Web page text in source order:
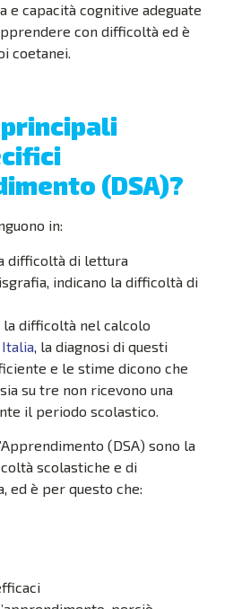
e capacità cognitive adeguate
con difficoltà ed è
coetanei.
(DSA)?
in:
difficoltà di lettura
indicano la difficoltà di
la difficoltà nel calcolo
, la diagnosi di questi
e le stime dicono che
su tre non ricevono una
il periodo scolastico.
(DSA) sono la
scolastiche e di
ed è per questo che: